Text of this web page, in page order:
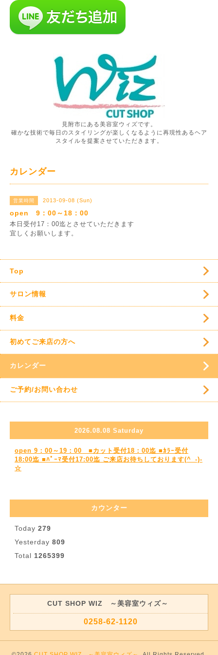
見附市にある美容室ウィズです。
確かな技術で毎日のスタイリングが楽しくなるように再現性あるヘア
スタイルを提案させていただきます。
カレンダー
営業時間 2013-09-08 (Sun)
open 9：00～18：00
本日受付17：00迄とさせていただきます
宜しくお願いします。
Top
サロン情報
料金
初めてご来店の方へ
カレンダー
ご予約/お問い合わせ
2026.08.08 Saturday
open 9：00～19：00 ■カット受付18：00迄 ■ｶﾗｰ受付
18:00迄 ■ﾊﾟｰﾏ受付17:00迄 ご来店お待ちしております(^_-)-
☆
カウンター
Today 279
Yesterday 809
Total 1265399
CUT SHOP WIZ ～美容室ウィズ～
0258-62-1120